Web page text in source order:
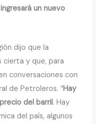
un nuevo
dijo que la
cierta y que, para
conversaciones con
de Petroleros. “Hay
del barril. Hay
del país, algunos